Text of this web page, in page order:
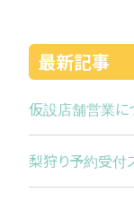
最新記事
仮設店舗営業に
梨狩り予約受付